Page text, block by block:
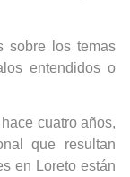
sobre los temas
entendidos o
cuatro años,
que resultan
en Loreto están